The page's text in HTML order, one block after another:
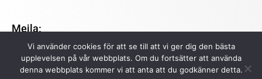
Mejla:
info@dinanaglar.se
Vi använder cookies för att se till att vi ger dig den bästa
upplevelsen på vår webbplats. Om du fortsätter att använda
denna webbplats kommer vi att anta att du godkänner detta.